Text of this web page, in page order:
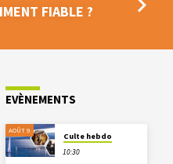
FIABLE ?
EVÈNEMENTS
AOÛT 9
Culte hebdo
10:30